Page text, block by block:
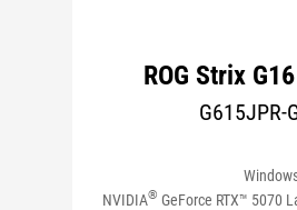
ROG Strix
G615JPR-
NVIDIA® GeForce RTX™ 5070